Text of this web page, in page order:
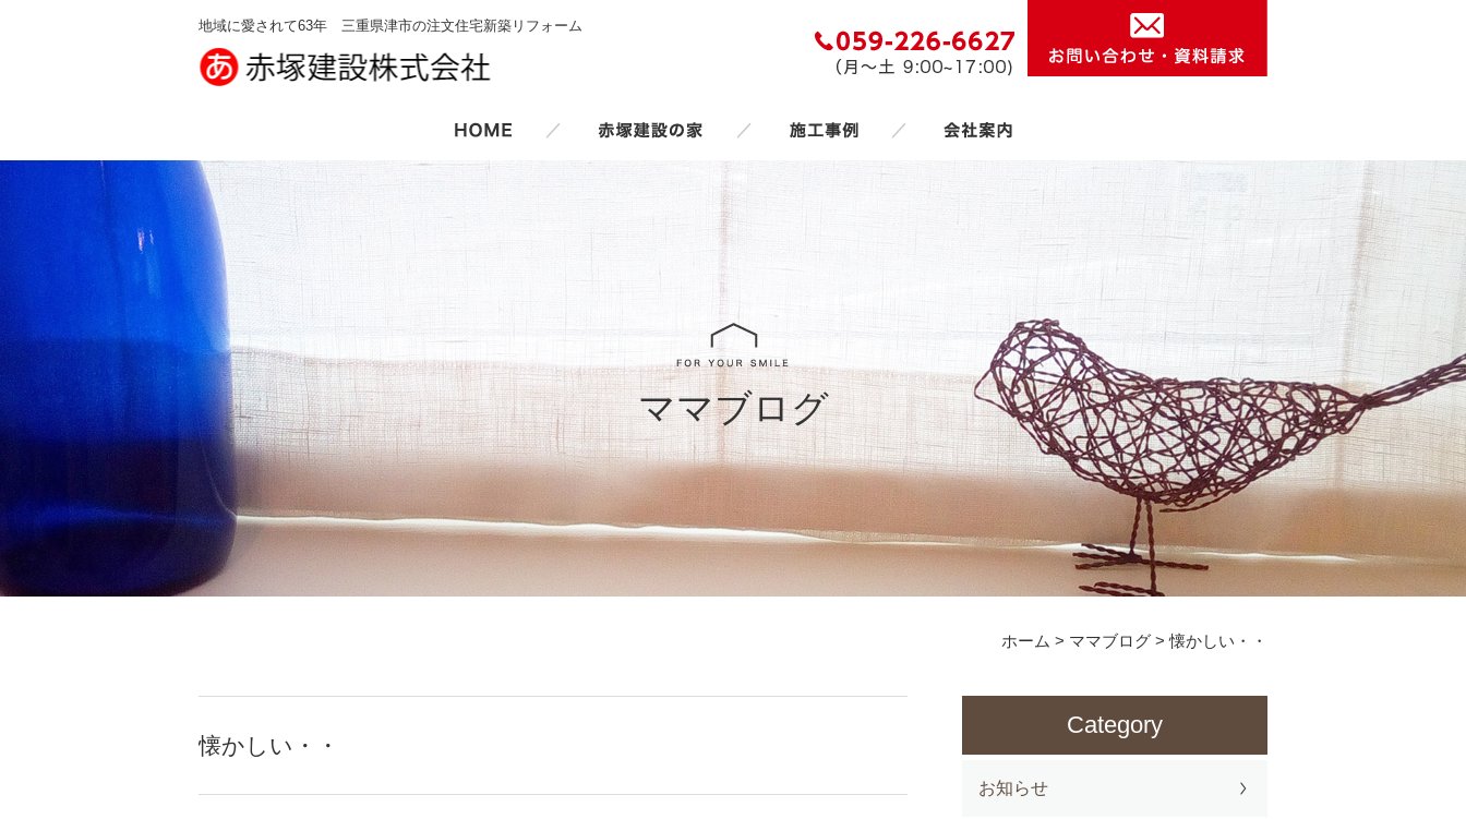
地域に愛されて63年 三重県津市の注文住宅新築リフォーム
／ ／ ／
ママブログ
ホーム > ママブログ >懐かしい・・
懐かしい・・
Category
お知らせ